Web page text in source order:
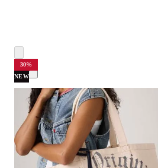
30%
NEW